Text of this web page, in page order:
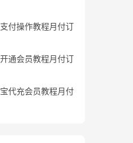
付操作教程月付订
通会员教程月付订
代充会员教程月付